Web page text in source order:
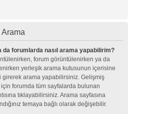
da forumlarda nasıl arama yapabilirim?
forum görüntülenirken ya da
yerleşik arama kutusunun içerisine
girerek arama yapabilirsiniz. Gelişmiş
forumda tüm sayfalarda bulunan
tıklayabilirsiniz. Arama sayfasına
temaya bağlı olarak değişebilir.